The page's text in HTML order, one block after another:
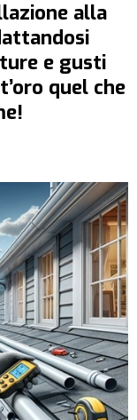
alla
e gusti
quel che